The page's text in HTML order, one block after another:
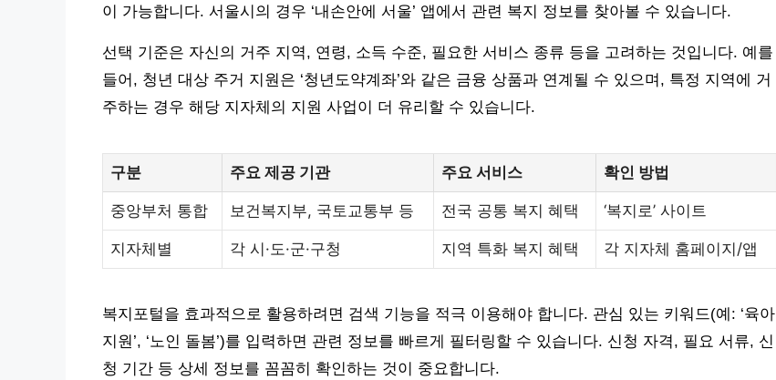
이 가능합니다. 서울시의 경우 ‘내손안에 서울’ 앱에서 관련 복지 정보를 찾아볼 수 있습니다.
선택 기준은 자신의 거주 지역, 연령, 소득 수준, 필요한 서비스 종류 등을 고려하는 것입니다. 예를
들어, 청년 대상 주거 지원은 ‘청년도약계좌’와 같은 금융 상품과 연계될 수 있으며, 특정 지역에 거
주하는 경우 해당 지자체의 지원 사업이 더 유리할 수 있습니다.
구분 주요 제공 기관 주요 서비스 확인 방법
중앙부처 통합 보건복지부, 국토교통부 등 전국 공통 복지 혜택 ‘복지로’ 사이트
지자체별 각 시·도·군·구청 지역 특화 복지 혜택 각 지자체 홈페이지/앱
복지포털을 효과적으로 활용하려면 검색 기능을 적극 이용해야 합니다. 관심 있는 키워드(예: ‘육아
지원’, ‘노인 돌봄’)를 입력하면 관련 정보를 빠르게 필터링할 수 있습니다. 신청 자격, 필요 서류, 신
청 기간 등 상세 정보를 꼼꼼히 확인하는 것이 중요합니다.